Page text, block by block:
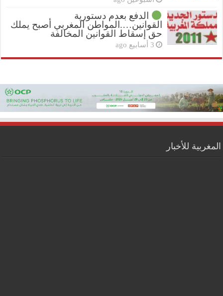
الدفع بعدم دستورية
القوانين….المواطن المغربي أصبح يملك
حق إسقاط القوانين المخالفة
3 أسابيع ago
المغربية للأخبار